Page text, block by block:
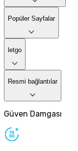
Popüler Sayfalar
letgo
Resmi bağlantılar
Güven Damgası